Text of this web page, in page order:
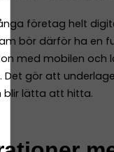
företag helt
bör därför ha en
med mobilen och
Det gör att
lätta att hitta.